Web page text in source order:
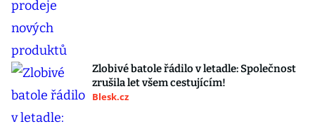
Zlobivé batole řádilo v letadle: Společnost
zrušila let všem cestujícím!
Blesk.cz